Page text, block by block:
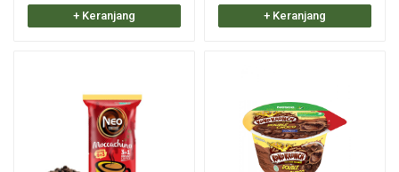
+ Keranjang + Keranjang